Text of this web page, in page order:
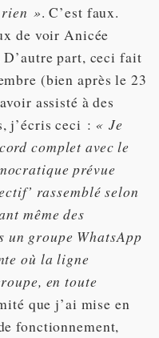
rien ». C’est faux.
de voir Anicée
part, ceci fait
(bien après le 23
assisté à des
j’écris ceci : « Je
complet avec le
prévue
rassemblé selon
même des
un groupe WhatsApp
où la ligne
en toute
que j’ai mise en
fonctionnement,